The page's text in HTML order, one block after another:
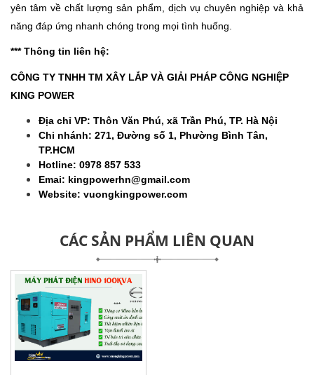
yên tâm về chất lượng sản phẩm, dịch vụ chuyên nghiệp và khả
năng đáp ứng nhanh chóng trong mọi tình huống.
*** Thông tin liên hệ:
CÔNG TY TNHH TM XÂY LẮP VÀ GIẢI PHÁP CÔNG NGHIỆP
KING POWER
Địa chỉ VP: Thôn Văn Phú, xã Trần Phú, TP. Hà Nội
Chi nhánh: 271, Đường số 1, Phường Bình Tân,
TP.HCM
Hotline: 0978 857 533
Emai: kingpowerhn@gmail.com
Website: vuongkingpower.com
CÁC SẢN PHẨM LIÊN QUAN